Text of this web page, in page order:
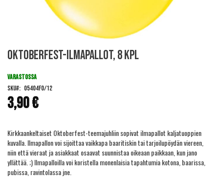
to
beginning
the
images
gallery
Oktoberfest-ilmapallot, 8 kpl
3,90 €
VARASTOSSA
SKU
05404FO/12
Kirkkaankeltaiset Oktoberfest-teemajuhliin sopivat ilmapallot kaljatuoppien
kuvalla. Ilmapallon voi sijoittaa vaikkapa baaritiskin tai tarjoilupöydän viereen,
niin että vieraat ja asiakkaat osaavat suunnistaa oikeaan paikkaan, kun jano
yllättää. ;) Ilmapalloilla voi koristella monenlaisia tapahtumia kotona, baarissa,
pubissa, ravintolassa jne.